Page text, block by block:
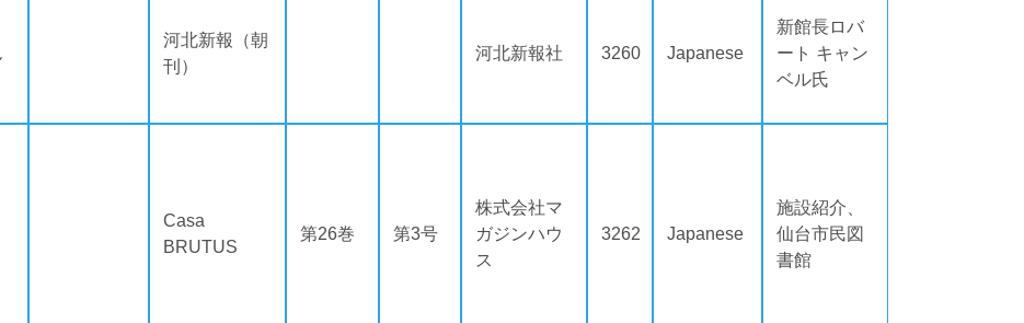
河北新報（朝
刊）
河北新報社 3260 Japanese
新館長ロバ
ート キャン
ベル氏
Casa
BRUTUS
第26巻 第3号
株式会社マ
ガジンハウ
ス
3262 Japanese
施設紹介、
仙台市民図
書館